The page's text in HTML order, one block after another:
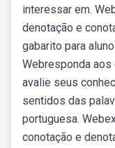
interessar em.
denotação e
gabarito para
Webresponda
avalie seus
sentidos das
portuguesa.
conotação e